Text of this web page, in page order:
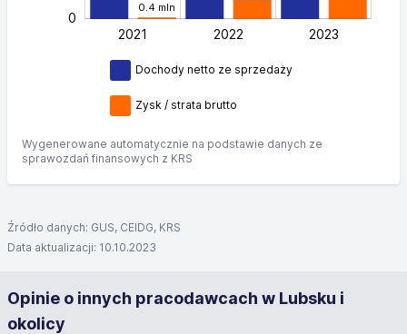
0.4 mln
0
L
2021 2022 2023
Dochody netto ze sprzedaży
Zysk / strata brutto
Wygenerowane automatycznie na podstawie danych ze
sprawozdań finansowych z KRS
Źródło danych: GUS, CEIDG, KRS
Data aktualizacji: 10.10.2023
Opinie o innych pracodawcach w Lubsku i
okolicy